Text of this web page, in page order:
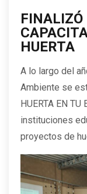
FINALIZÓ
HUERTA
A lo largo del
Ambiente se
HUERTA EN
instituciones
proyectos de